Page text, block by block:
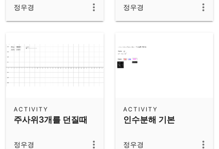
정우경 정우경
주사위3개를 던질때
ACTIVITY
정우경
인수분해 기본
ACTIVITY
정우경